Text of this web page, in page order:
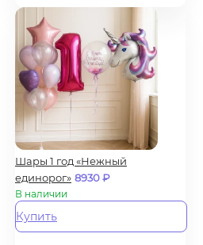
Шары 1 год «Нежный
единорог» 8930₽
В наличии
Купить